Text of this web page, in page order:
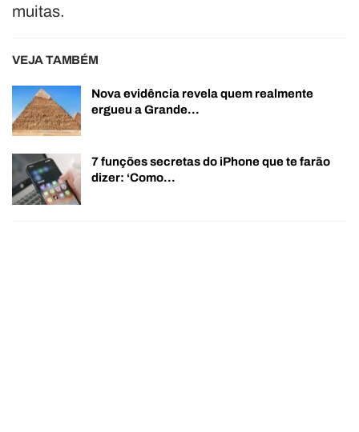
muitas.
VEJA TAMBÉM
Nova evidência revela quem realmente
ergueu a Grande…
7 funções secretas do iPhone que te farão
dizer: ‘Como…